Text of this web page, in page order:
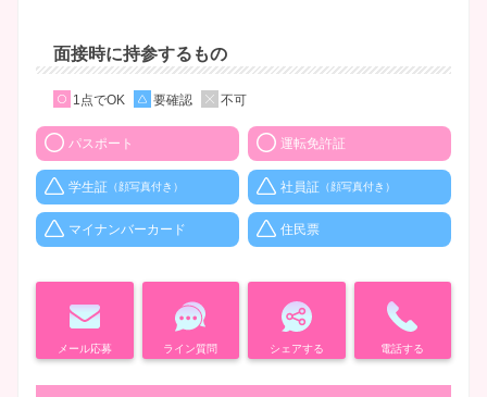
面接時に持参するもの
1点でOK 要確認 不可
パスポート 運転免許証
学生証 （顔写真付き） 社員証 （顔写真付き）
マイナンバーカード 住民票
メール応募 ライン質問 シェアする 電話する